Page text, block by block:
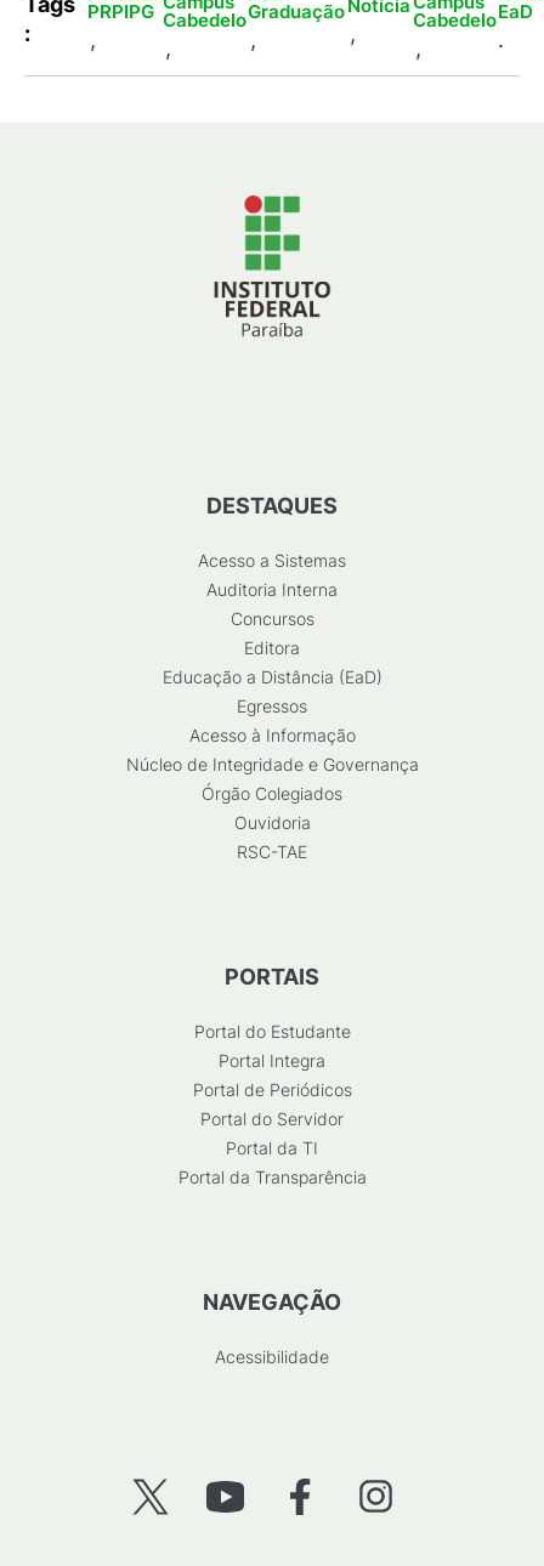
:
PRPIPG
,
Cabedelo
,
Graduação
,
Notícia
, Cabedelo
,
EaD
.
DESTAQUES
Acesso a Sistemas
Auditoria Interna
Concursos
Editora
Educação a Distância (EaD)
Egressos
Acesso à Informação
Núcleo de Integridade e Governança
Órgão Colegiados
Ouvidoria
RSC-TAE
PORTAIS
Portal do Estudante
Portal Integra
Portal de Periódicos
Portal do Servidor
Portal da TI
Portal da Transparência
NAVEGAÇÃO
Acessibilidade